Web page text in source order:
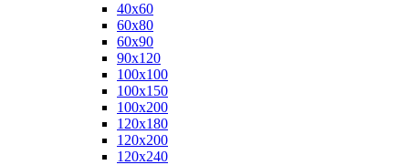
40x60
60x80
60x90
90x120
100x100
100x150
100x200
120x180
120x200
120x240